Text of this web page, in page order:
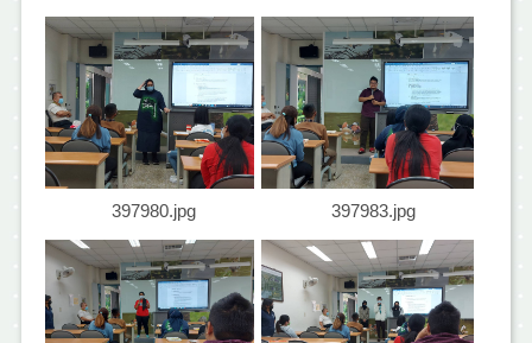
397980.jpg 397983.jpg